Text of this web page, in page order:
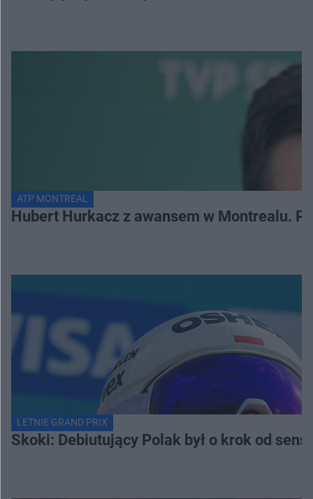
ATP MONTREAL
Hubert Hurkacz z awansem w Montrealu.
LETNIE GRAND PRIX
Skoki: Debiutujący Polak był o krok od